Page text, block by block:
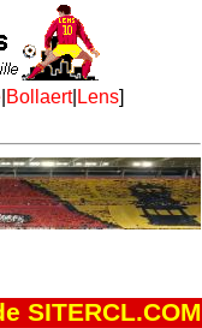
| Bollaert| Lens]
SITERCL.COM